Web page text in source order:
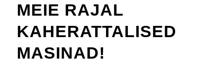
MEIE RAJAL
KAHERATTALISED
MASINAD!